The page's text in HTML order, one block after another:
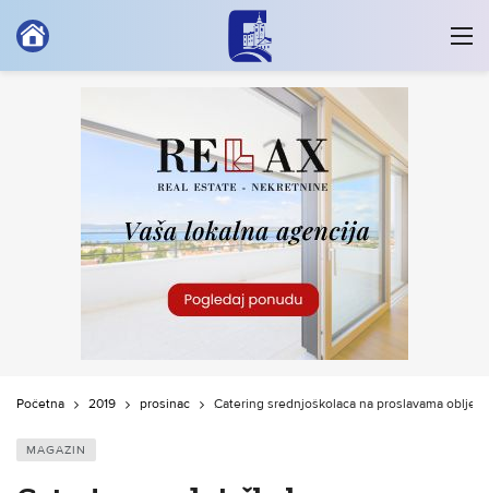
Početna 2019 prosinac Catering srednjoškolaca na proslavama
MAGAZIN